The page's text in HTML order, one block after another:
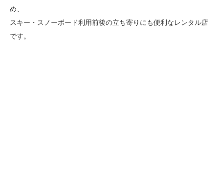
め、
スキー・スノーボード利用前後の立ち寄りにも便利なレンタル店
です。